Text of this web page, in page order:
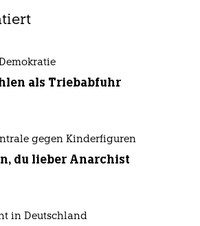
als Triebabfuhr
gegen Kinderfiguren
du lieber Anarchist
in Deutschland